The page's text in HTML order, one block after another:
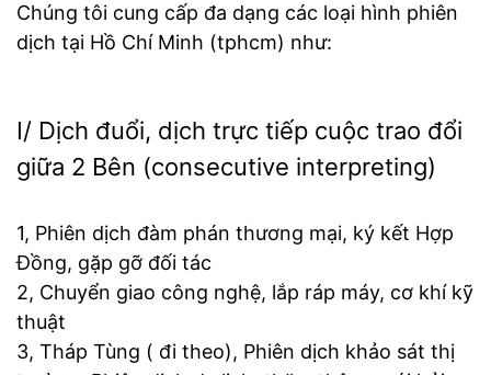
Chúng tôi cung cấp đa dạng các loại hình phiên
dịch tại Hồ Chí Minh (tphcm) như:
I/ Dịch đuổi, dịch trực tiếp cuộc trao đổi
giữa 2 Bên (consecutive interpreting)
1, Phiên dịch đàm phán thương mại, ký kết Hợp
Đồng, gặp gỡ đối tác
2, Chuyển giao công nghệ, lắp ráp máy, cơ khí kỹ
thuật
3, Tháp Tùng ( đi theo), Phiên dịch khảo sát thị